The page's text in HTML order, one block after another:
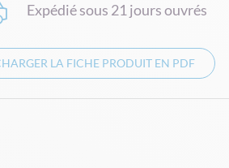
Expédié sous 21 jours ouvrés
LA FICHE PRODUIT EN PDF